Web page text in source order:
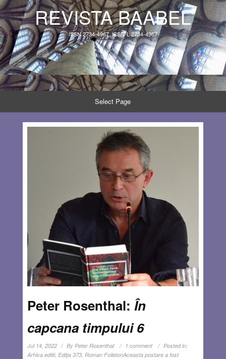
REVISTA BAABEL
ISSN 2734-4967, ISSN-L 2734-4967
Select Page
Peter Rosenthal: În
capcana timpului 6
Jul 14, 2022 By Peter Rosenthal 1 comment
Posted in:
Arhiva editii, Ediţia 373, Roman FoiletonAceasta postare a fost